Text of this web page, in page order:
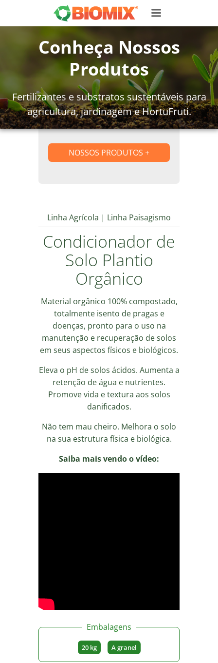
Pular
para
o
conteúdo
Conheça Nossos
Produtos
Fertilizantes e substratos sustentáveis para
agricultura, jardinagem e HortuFruti.
NOSSOS PRODUTOS +
Linha Agrícola | Linha Paisagismo
Condicionador de
Solo Plantio
Orgânico
Material orgânico 100% compostado,
totalmente isento de pragas e
doenças, pronto para o uso na
manutenção e recuperação de solos
em seus aspectos físicos e biológicos.
Eleva o pH de solos ácidos. Aumenta a
retenção de água e nutrientes.
Promove vida e textura aos solos
danificados.
Não tem mau cheiro. Melhora o solo
na sua estrutura física e biológica.
Saiba mais vendo o vídeo:
Embalagens
20 kg A granel